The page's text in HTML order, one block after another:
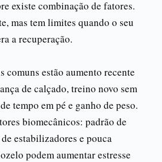
existe combinação de fatores.
mas tem limites quando o seu
a recuperação.
comuns estão aumento recente
de calçado, treino novo sem
tempo em pé e ganho de peso.
biomecânicos: padrão de
estabilizadores e pouca
podem aumentar estresse